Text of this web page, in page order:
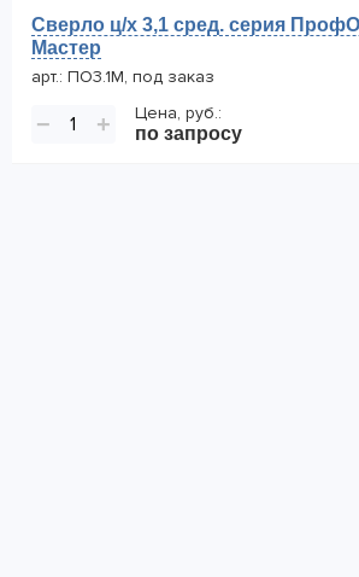
Сверло ц/х 3,1 сред. серия
Мастер
арт.: ПО3.1М, под заказ
− +
Цена, руб.:
по запросу